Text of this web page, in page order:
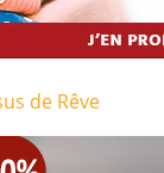
de Rêve